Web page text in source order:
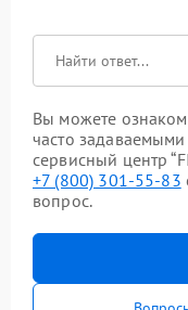
Вы можете
часто
сервисный центр
+7 (800) 301-55-83
вопрос.